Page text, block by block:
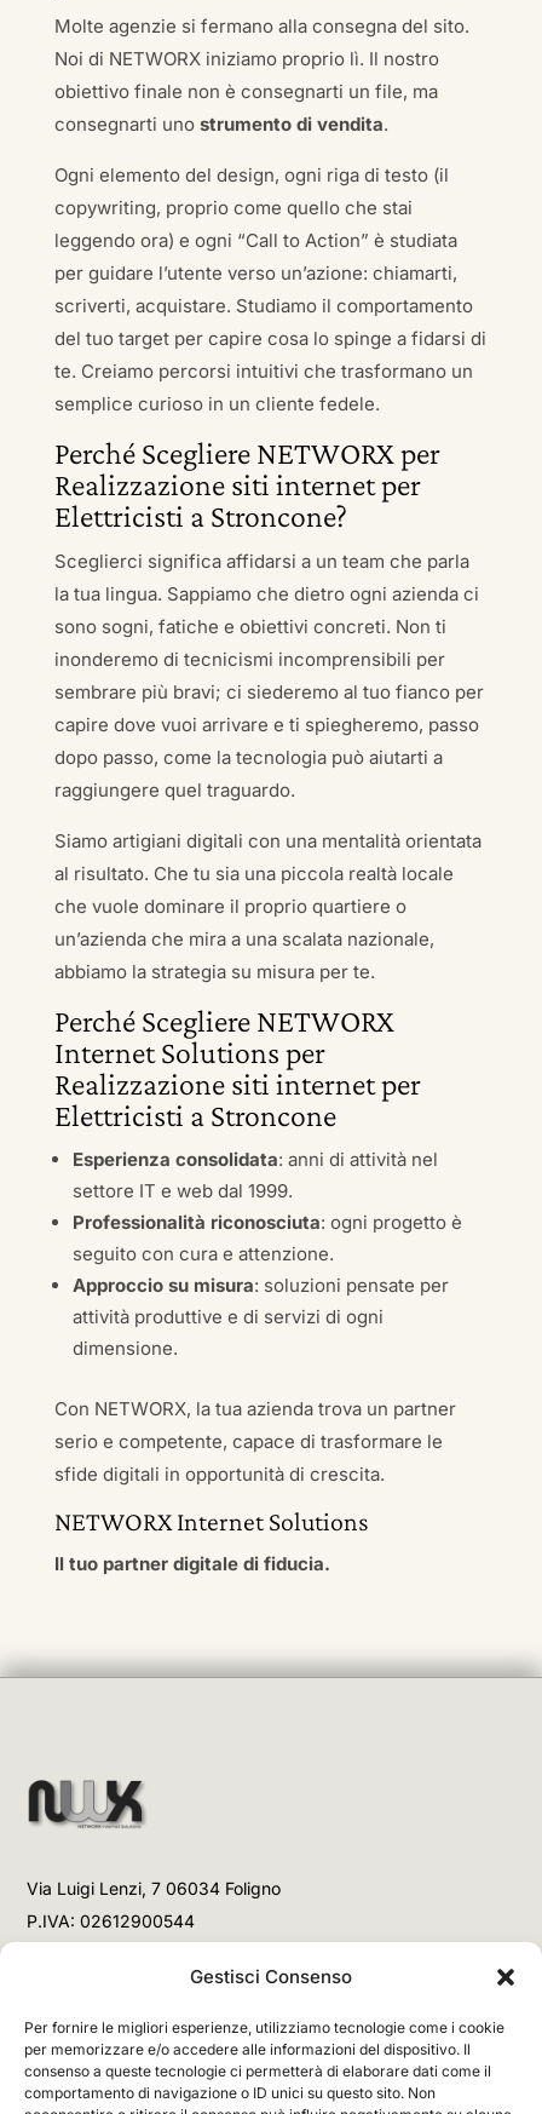
Gestisci Consenso
Per fornire le migliori esperienze, utilizziamo tecnologie come i cookie
per memorizzare e/o accedere alle informazioni del dispositivo. Il
consenso a queste tecnologie ci permetterà di elaborare dati come il
comportamento di navigazione o ID unici su questo sito. Non
Molte agenzie si fermano alla consegna del sito.
Noi di NETWORX iniziamo proprio lì. Il nostro
obiettivo finale non è consegnarti un file, ma
consegnarti uno strumento di vendita.
Ogni elemento del design, ogni riga di testo (il
copywriting, proprio come quello che stai
leggendo ora) e ogni “Call to Action” è studiata
per guidare l’utente verso un’azione: chiamarti,
scriverti, acquistare. Studiamo il comportamento
del tuo target per capire cosa lo spinge a fidarsi di
te. Creiamo percorsi intuitivi che trasformano un
semplice curioso in un cliente fedele.
Perché Scegliere NETWORX per
Realizzazione siti internet per
Elettricisti a Stroncone?
Sceglierci significa affidarsi a un team che parla
la tua lingua. Sappiamo che dietro ogni azienda ci
sono sogni, fatiche e obiettivi concreti. Non ti
inonderemo di tecnicismi incomprensibili per
sembrare più bravi; ci siederemo al tuo fianco per
capire dove vuoi arrivare e ti spiegheremo, passo
dopo passo, come la tecnologia può aiutarti a
raggiungere quel traguardo.
Siamo artigiani digitali con una mentalità orientata
al risultato. Che tu sia una piccola realtà locale
che vuole dominare il proprio quartiere o
un’azienda che mira a una scalata nazionale,
abbiamo la strategia su misura per te.
Perché Scegliere NETWORX
Internet Solutions per
Realizzazione siti internet per
Elettricisti a Stroncone
Esperienza consolidata: anni di attività nel
settore IT e web dal 1999.
Professionalità riconosciuta: ogni progetto è
seguito con cura e attenzione.
Approccio su misura: soluzioni pensate per
attività produttive e di servizi di ogni
dimensione.
Con NETWORX, la tua azienda trova un partner
serio e competente, capace di trasformare le
sfide digitali in opportunità di crescita.
NETWORX Internet Solutions
Il tuo partner digitale di fiducia.
Via Luigi Lenzi, 7 06034 Foligno
P.IVA: 02612900544
+39 3477853708 (Chiamata)
Email